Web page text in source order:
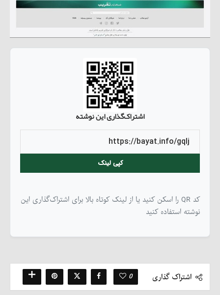
اشتراک‌گذاری این نوشته
کپی لینک
کد QR را اسکن کنید یا از لینک کوتاه بالا برای اشتراک‌گذاری این
نوشته استفاده کنید
اشتراک گذاری 0